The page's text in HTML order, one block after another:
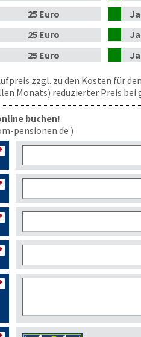
25 Euro Ja
25 Euro Ja
25 Euro Ja
zzgl. zu den Kosten für
Monats) reduzierter Preis
buchen!
pensionen.de )